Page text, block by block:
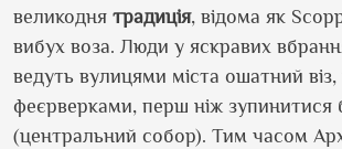
великодня традиція, відома як
вибух воза. Люди у яскравих
ведуть вулицями міста ошатний
феєрверками, перш ніж зупинитися
(центральний собор). Тим часом